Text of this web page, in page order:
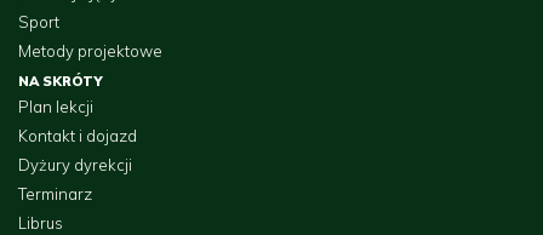
Sport
Metody projektowe
NA SKRÓTY
Plan lekcji
Kontakt i dojazd
Dyżury dyrekcji
Terminarz
Librus